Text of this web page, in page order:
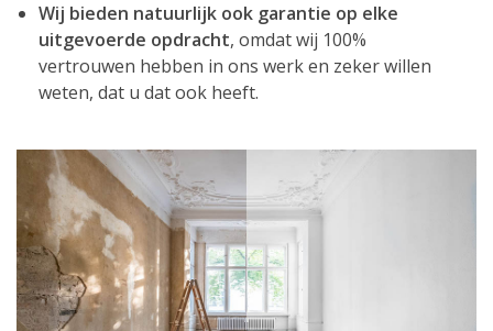
Wij bieden natuurlijk ook garantie op elke
uitgevoerde opdracht, omdat wij 100%
vertrouwen hebben in ons werk en zeker willen
weten, dat u dat ook heeft.